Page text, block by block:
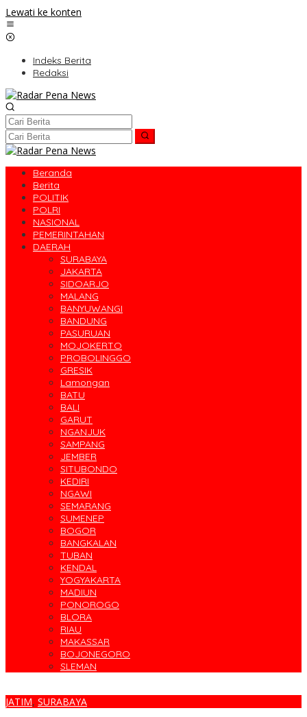
Lewati ke konten
Indeks Berita
Redaksi
Beranda
Berita
POLITIK
POLRI
NASIONAL
PEMERINTAHAN
DAERAH
SURABAYA
JAKARTA
SIDOARJO
MALANG
BANYUWANGI
BANDUNG
PASURUAN
MOJOKERTO
PROBOLINGGO
GRESIK
Lamongan
BATU
BALI
GARUT
NGANJUK
SAMPANG
JEMBER
SITUBONDO
KEDIRI
NGAWI
SEMARANG
SUMENEP
BOGOR
BANGKALAN
TUBAN
KENDAL
YOGYAKARTA
MADIUN
PONOROGO
BLORA
RIAU
MAKASSAR
BOJONEGORO
SLEMAN
JATIM, SURABAYA